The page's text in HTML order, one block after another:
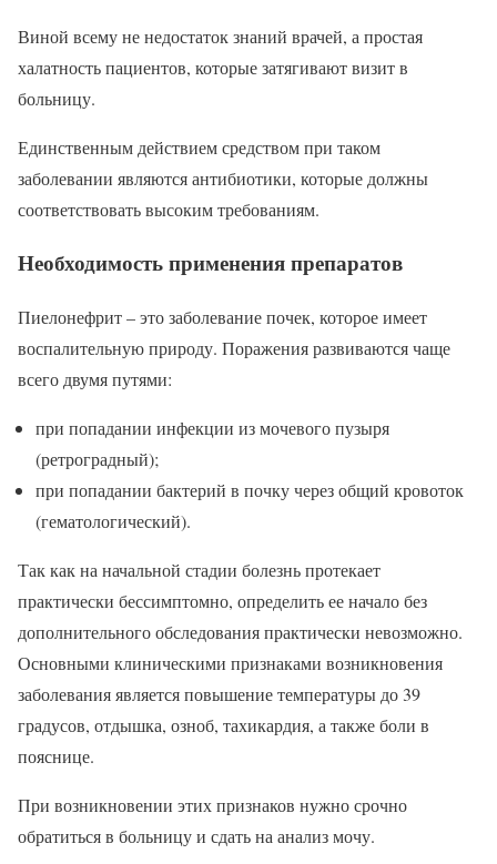
Виной всему не недостаток знаний врачей, а простая
халатность пациентов, которые затягивают визит в
больницу.
Единственным действием средством при таком
заболевании являются антибиотики, которые должны
соответствовать высоким требованиям.
Необходимость применения препаратов
Пиелонефрит – это заболевание почек, которое имеет
воспалительную природу. Поражения развиваются чаще
всего двумя путями:
при попадании инфекции из мочевого пузыря
(ретроградный);
при попадании бактерий в почку через общий кровоток
(гематологический).
Так как на начальной стадии болезнь протекает
практически бессимптомно, определить ее начало без
дополнительного обследования практически невозможно.
Основными клиническими признаками возникновения
заболевания является повышение температуры до 39
градусов, отдышка, озноб, тахикардия, а также боли в
пояснице.
При возникновении этих признаков нужно срочно
обратиться в больницу и сдать на анализ мочу.